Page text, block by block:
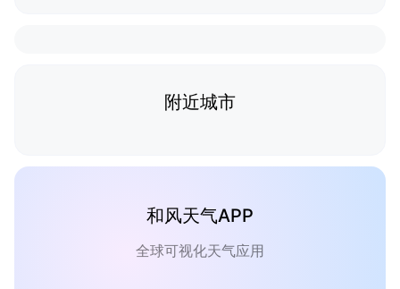
附近城市
和风天气APP
全球可视化天气应用